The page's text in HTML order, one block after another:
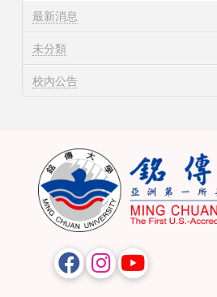
最新消息
未分類
校內公告